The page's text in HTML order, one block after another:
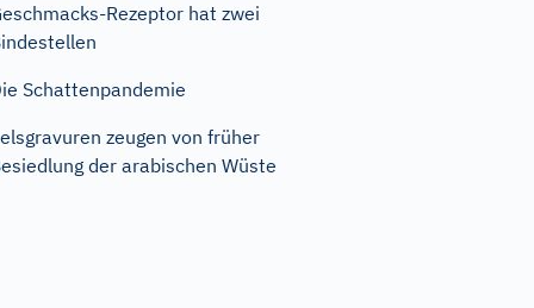
Rezeptor hat zwei
Schattenpandemie
zeugen von früher
der arabischen Wüste